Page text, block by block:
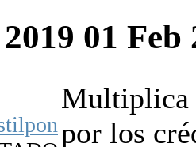
01 Feb
Multiplica
por los